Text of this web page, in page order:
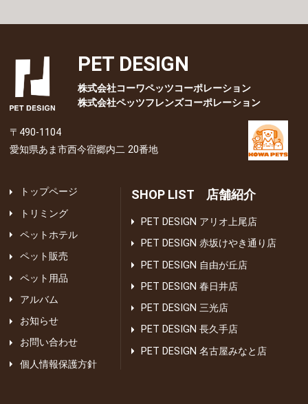
PET DESIGN
株式会社コーワペッツコーポレーション
株式会社ペッツフレンズコーポレーション
〒490-1104
愛知県あま市西今宿郷内二 20番地
トップページ
トリミング
ペットホテル
ペット販売
ペット用品
アルバム
お知らせ
お問い合わせ
個人情報保護方針
SHOP LIST 店舗紹介
PET DESIGN アリオ上尾店
PET DESIGN 赤坂けやき通り店
PET DESIGN 自由が丘店
PET DESIGN 春日井店
PET DESIGN 三光店
PET DESIGN 長久手店
PET DESIGN 名古屋みなと店